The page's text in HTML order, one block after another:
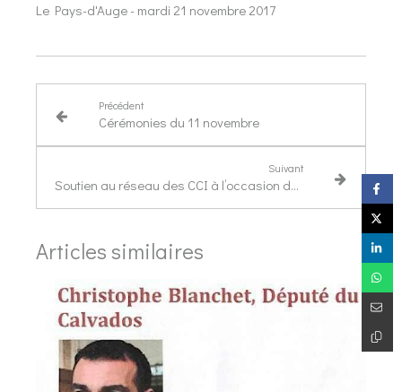
Le Pays-d'Auge - mardi 21 novembre 2017
Précédent
Cérémonies du 11 novembre
Suivant
Soutien au réseau des CCI à l’occasion du PLF 2018
Articles similaires